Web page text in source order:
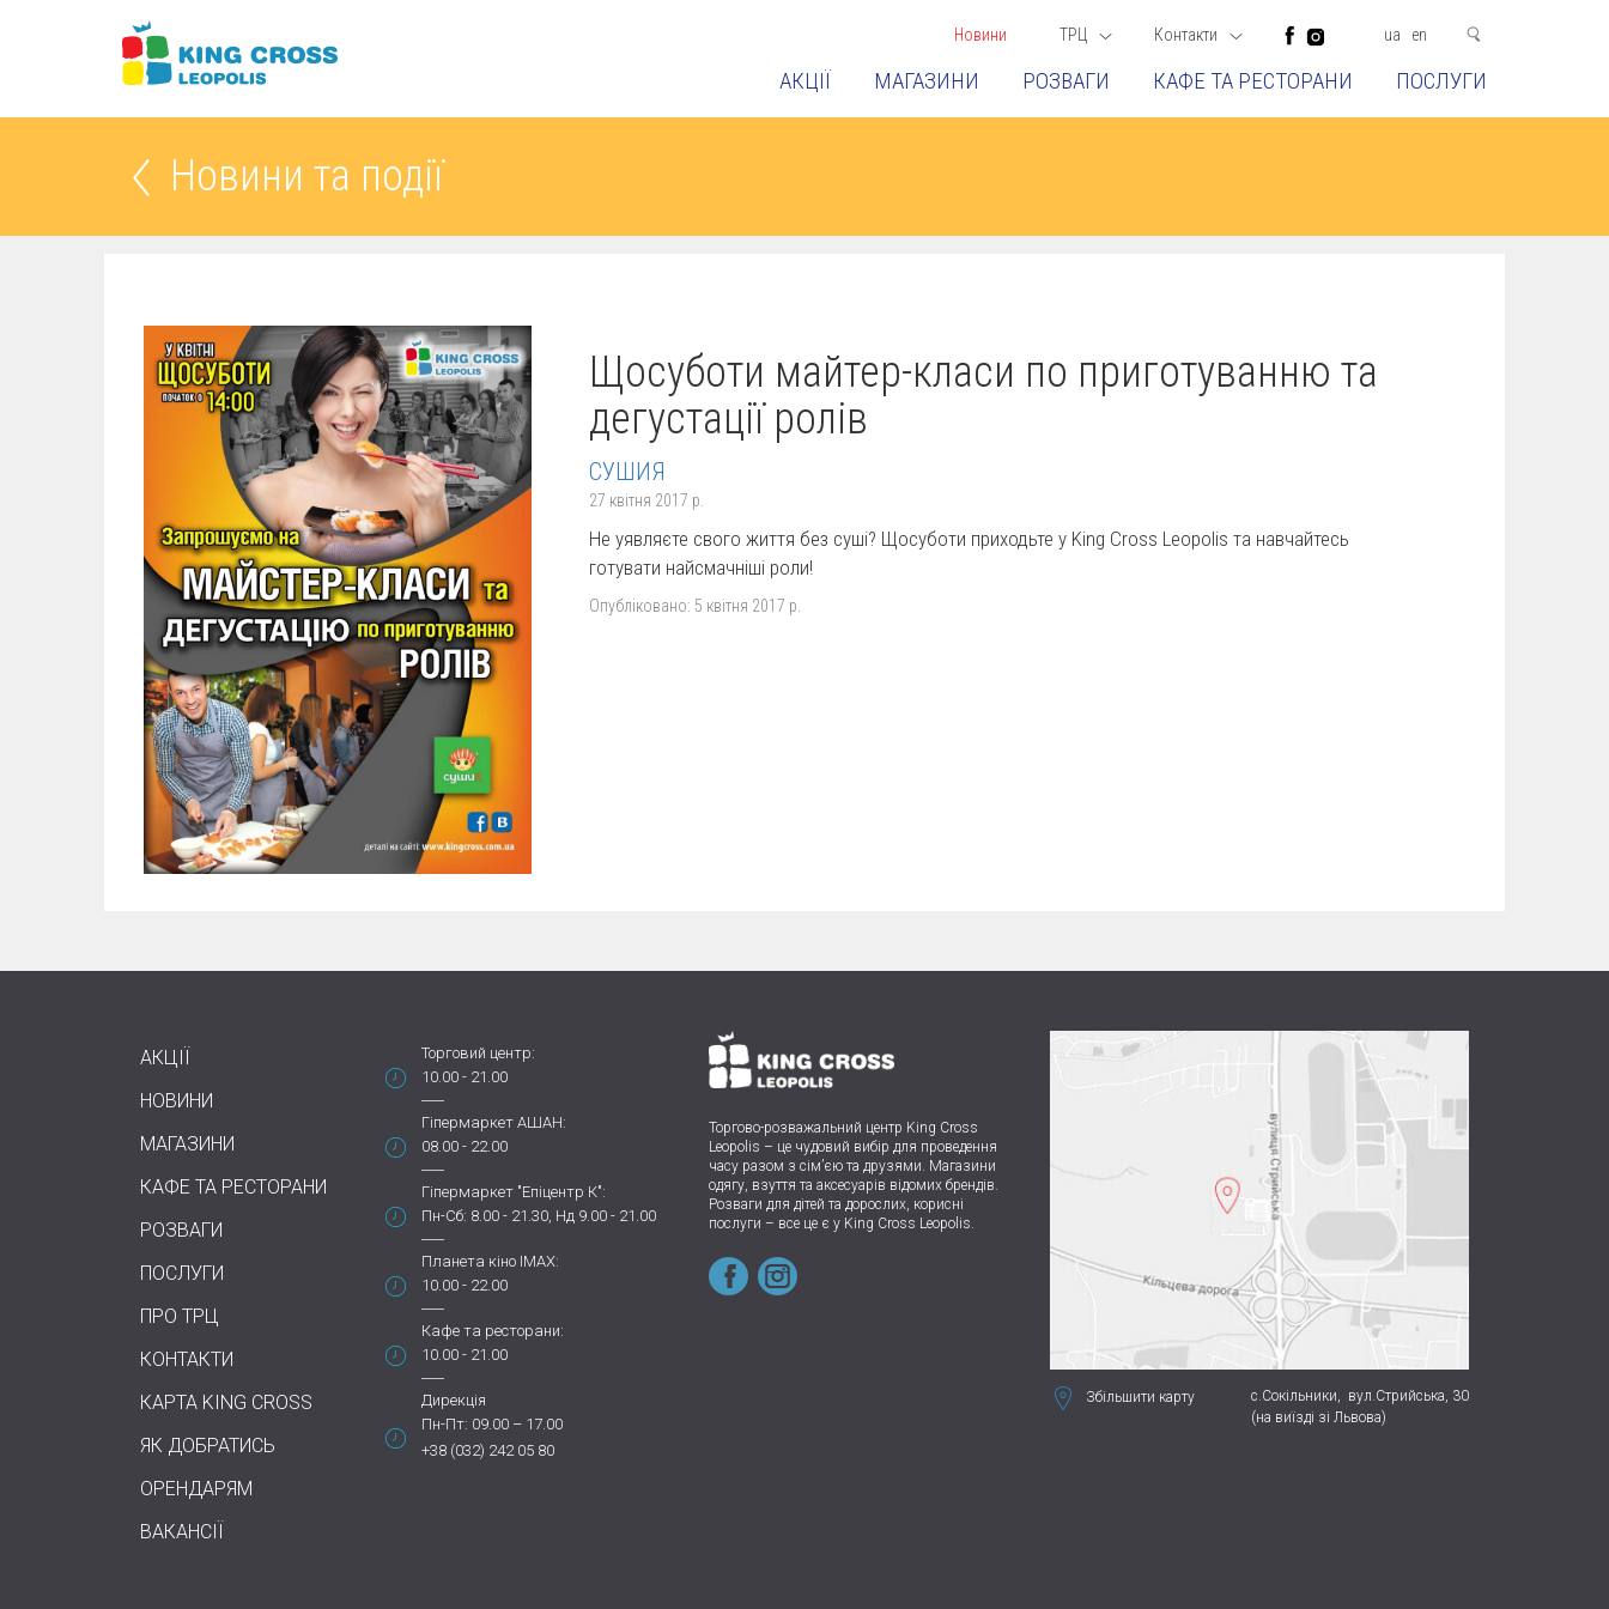
Новини ТРЦ Контакти ua en
АКЦІЇ МАГАЗИНИ РОЗВАГИ КАФЕ ТА РЕСТОРАНИ ПОСЛУГИ
Новини та події
Щосуботи майтер-класи по приготуванню та
дегустації ролів
СУШИЯ
27 квітня 2017 р.
Не уявляєте свого життя без суші? Щосуботи приходьте у King Cross Leopolis та навчайтесь
готувати найсмачніші роли!
Опубліковано: 5 квітня 2017 р.
АКЦІЇ
НОВИНИ
МАГАЗИНИ
КАФЕ ТА РЕСТОРАНИ
РОЗВАГИ
ПОСЛУГИ
ПРО ТРЦ
КОНТАКТИ
КАРТА KING CROSS
ЯК ДОБРАТИСЬ
ОРЕНДАРЯМ
ВАКАНСІЇ
Торговий центр:
10.00 - 21.00
Гіпермаркет АШАН:
08.00 - 22.00
Гіпермаркет "Епіцентр К":
Пн-Сб: 8.00 - 21.30, Нд 9.00 - 21.00
Планета кіно IMAX:
10.00 - 22.00
Кафе та ресторани:
10.00 - 21.00
Дирекція
Пн-Пт: 09.00 – 17.00
+38 (032) 242 05 80
Торгово-розважальний центр King Cross
Leopolis – це чудовий вибір для проведення
часу разом з сім’єю та друзями. Магазини
одягу, взуття та аксесуарів відомих брендів.
Розваги для дітей та дорослих, корисні
послуги – все це є у King Cross Leopolis.
Збільшити карту с.Сокільники, вул.Стрийська, 30
(на виїзді зі Львова)